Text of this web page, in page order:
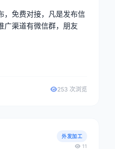
，免费对接，凡是发布信
广渠道有微信群，朋友
253 次浏览
外发加工
11